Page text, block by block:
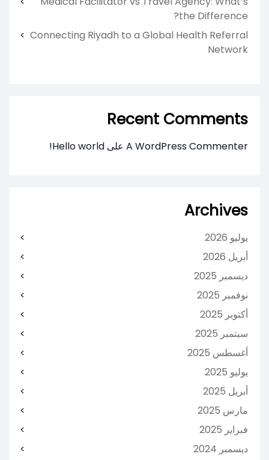
the Difference?
Connecting Riyadh to a Global Health Referral
Network
Recent Comments
A WordPress Commenter على Hello world!
Archives
يوليو 2026
أبريل 2026
ديسمبر 2025
نوفمبر 2025
أكتوبر 2025
سبتمبر 2025
أغسطس 2025
يوليو 2025
أبريل 2025
مارس 2025
فبراير 2025
ديسمبر 2024